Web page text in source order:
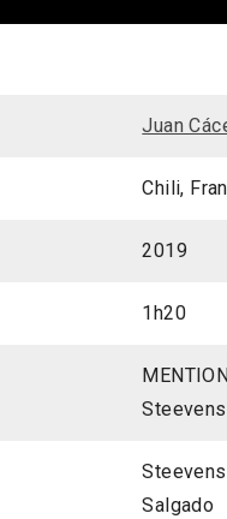
Juan
Chili,
2019
1h20
Steevens
Salgado